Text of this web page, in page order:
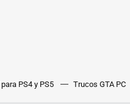
PS4 y PS5 Trucos GTA PC